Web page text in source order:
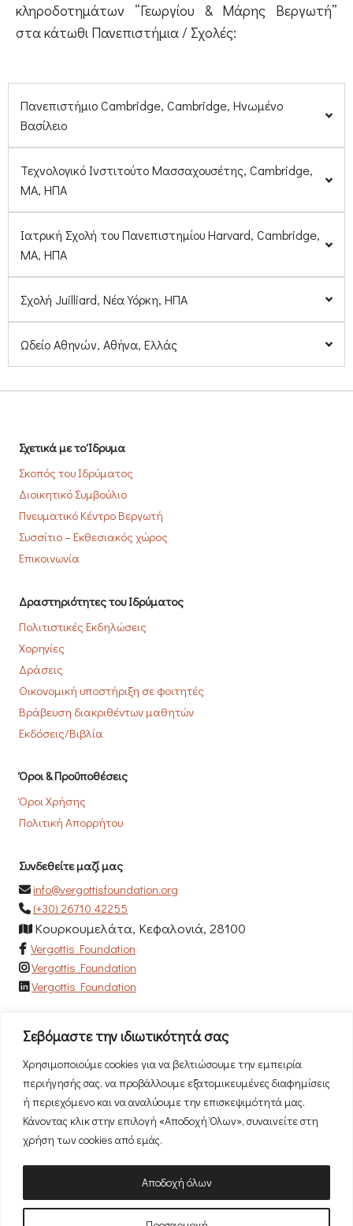
Σεβόμαστε την ιδιωτικότητά σας
Χρησιμοποιούμε cookies για να βελτιώσουμε την εμπειρία
περιήγησής σας, να προβάλλουμε εξατομικευμένες διαφημίσεις
ή περιεχόμενο και να αναλύουμε την επισκεψιμότητά μας.
Κάνοντας κλικ στην επιλογή «Αποδοχή Όλων», συναινείτε στη
χρήση των cookies από εμάς.
Αποδοχή όλων
κληροδοτημάτων “Γεωργίου & Μάρης Βεργωτή”
στα κάτωθι Πανεπιστήμια / Σχολές:
Πανεπιστήμιο Cambridge, Cambridge, Ηνωμένο
Βασίλειο
Τεχνολογικό Ινστιτούτο Μασσαχουσέτης, Cambridge,
ΜΑ, ΗΠΑ
Ιατρική Σχολή του Πανεπιστημίου Harvard, Cambridge,
ΜΑ, ΗΠΑ
Σχολή Juilliard, Νέα Υόρκη, ΗΠΑ
Ωδείο Αθηνών, Αθήνα, Ελλάς
Σχετικά με το Ίδρυμα
Σκοπός του Ιδρύματος
Διοικητικό Συμβούλιο
Πνευματικό Κέντρο Βεργωτή
Συσσίτιο – Εκθεσιακός χώρος
Επικοινωνία
Δραστηριότητες του Ιδρύματος
Πολιτιστικές Εκδηλώσεις
Χορηγίες
Δράσεις
Οικονομική υποστήριξη σε φοιτητές
Βράβευση διακριθέντων μαθητών
Εκδόσεις/Βιβλία
Όροι & Προϋποθέσεις
Όροι Χρήσης
Πολιτική Απορρήτου
Συνδεθείτε μαζί μας
info@vergottisfoundation.org
(+30) 26710 42255
Κουρκουμελάτα, Κεφαλονιά, 28100
Vergottis Foundation
Vergottis Foundation
Vergottis Foundation
Newsletter
Εγγραφείτε στο newsletter μας για να μαθαίνετε πρώτοι τα
νέα μας!